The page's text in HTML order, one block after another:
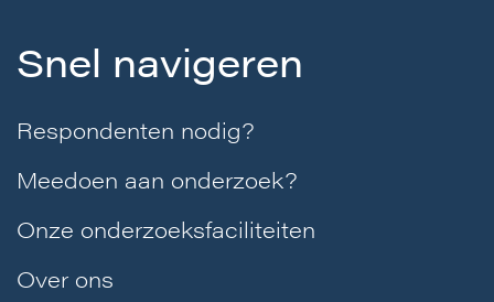
Snel navigeren
Respondenten nodig?
Meedoen aan onderzoek?
Onze onderzoeksfaciliteiten
Over ons